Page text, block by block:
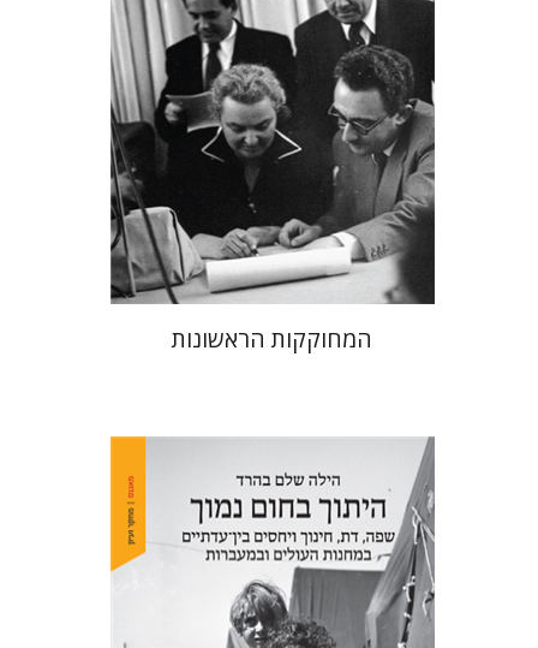
הנחת אתר ספר מודפס
$42
$38
המחוקקות הראשונות
הילה שלם בהרד